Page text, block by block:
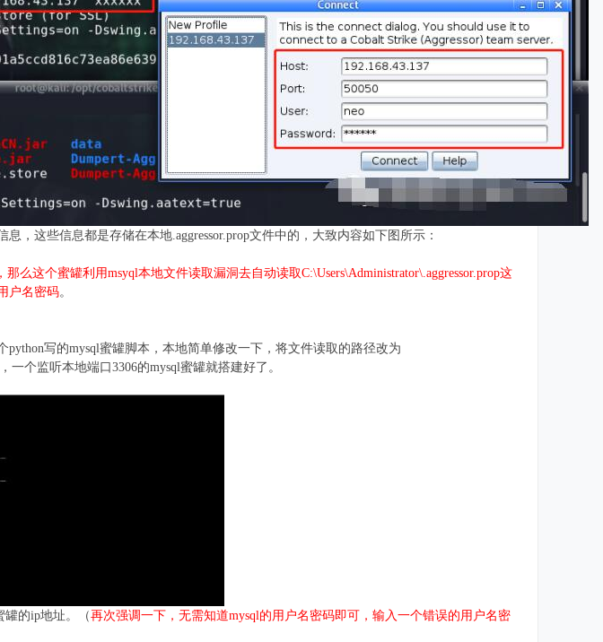
，这些信息都是存储在本地.aggressor.prop文件中的，大致内容如下图所示：
么这个蜜罐利用msyql本地文件读取漏洞去自动读取C:\Users\Administrator\.aggressor.prop这
户名密码。
写的mysql蜜罐脚本，本地简单修改一下，将文件读取的路径改为
一个监听本地端口3306的mysql蜜罐就搭建好了。
罐的ip地址。（再次强调一下，无需知道mysql的用户名密码即可，输入一个错误的用户名密